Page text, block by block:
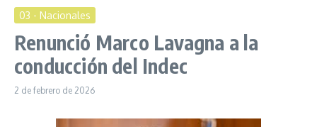
03 - Nacionales
Renunció Marco Lavagna a la
conducción del Indec
2 de febrero de 2026